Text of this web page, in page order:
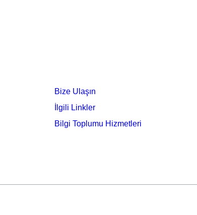
Bize Ulaşın
İlgili Linkler
Bilgi Toplumu Hizmetleri